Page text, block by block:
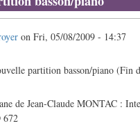
on Fri, 05/08/2009 - 14:37
partition basson/piano (Fin
de Jean-Claude MONTAC :
672